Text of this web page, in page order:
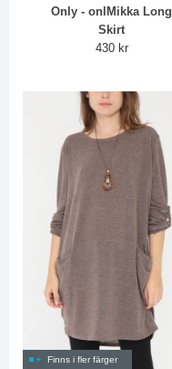
Only - onlMikka Long
Skirt
430 kr
Finns i fler färger